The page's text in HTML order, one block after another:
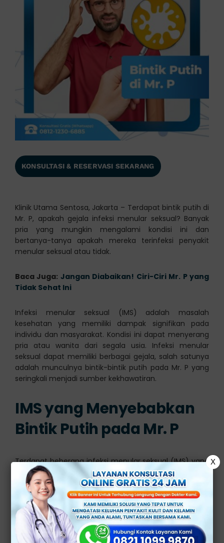
KONSULTASI & RESERVASI SEKARANG
Klinik Utama Sentosa, Jakarta – Terdapat bintik putih di
Mr. P, apakah gejala infeksi menular seksual? Banyak
pria yang mungkin mengalami kondisi ini dan
bertanya-tanya apakah mereka terinfeksi penyakit
menular seksual atau tidak.
Baca Juga: Jangan Diabaikan! Ciri-Ciri Mr. P yang
Tidak Sehat Ini
Infeksi menular seksual (IMS) adalah masalah
kesehatan yang memiliki dampak signifikan pada
individu dan masyarakat. Kondisi ini dapat menyerang
pria atau wanita dari segala usia. Infeksi menular
seksual dapat memiliki berbagai gejala, salah satunya
adalah munculnya bintik-bintik putih pada Mr. P yang
seringkali menjadi sumber kekhawatiran.
IMS yang Menyebabkan
Bintik Putih pada Mr. P
Terdapat beberapa infeksi menular seksual (IMS) yang
dapat menyebabkan bintik putih pada Mr. P, seperti
kutil kelamin, herpes genital, dan sifilis. Berikut adalah
penjelasan dari masing-masing infeksi menular seksual
yang menyebabkan gejala tersebut:
1. Kutil Kelamin
X